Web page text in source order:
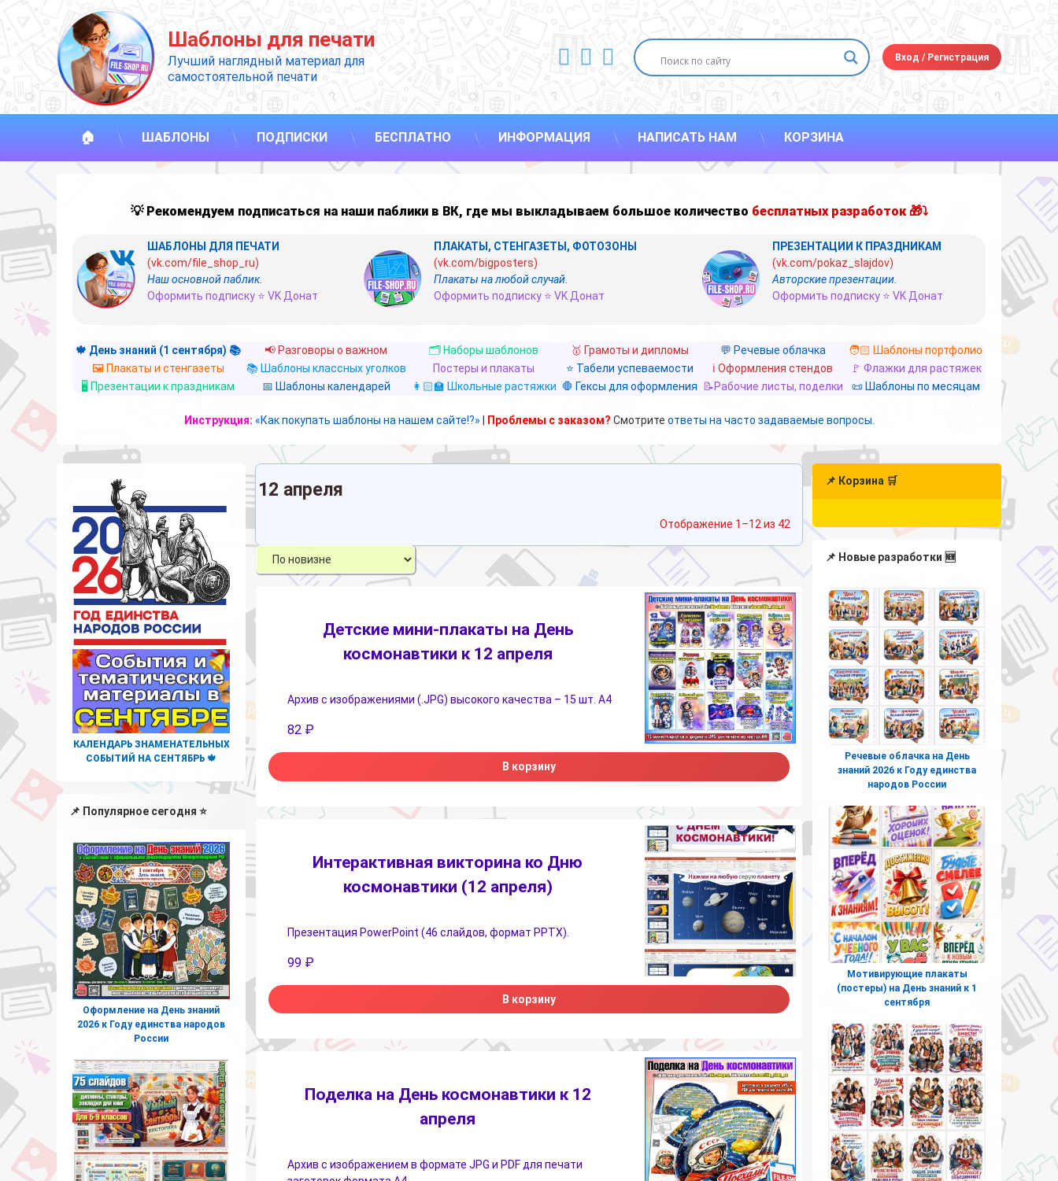
Перейти
к
содержимому
Шаблоны для печати
Лучший наглядный материал для
самостоятельной печати
ВКонтакте
YouTube
E-mail Вход /Регистрация
🏠 ШАБЛОНЫ ПОДПИСКИ БЕСПЛАТНО ИНФОРМАЦИЯ НАПИСАТЬ НАМ КОРЗИНА
💡 Рекомендуем подписаться на наши паблики в ВК, где мы выкладываем большое количество бесплатных разработок 🎁⤵
ШАБЛОНЫ ДЛЯ ПЕЧАТИ
(vk.com/file_shop_ru)
Наш основной паблик.
Оформить подписку ⭐ VK Донат
ПЛАКАТЫ, СТЕНГАЗЕТЫ, ФОТОЗОНЫ
(vk.com/bigposters)
Плакаты на любой случай.
Оформить подписку ⭐ VK Донат
ПРЕЗЕНТАЦИИ К ПРАЗДНИКАМ
(vk.com/pokaz_slajdov)
Авторские презентации.
Оформить подписку ⭐ VK Донат
🍁 День знаний (1 сентября) 📚 📢 Разговоры о важном 🗂️ Наборы шаблонов 🥇 Грамоты и дипломы 💬 Речевые облачка
🧑🏻 Шаблоны портфолио
🖼️ Плакаты и стенгазеты
📚 Шаблоны классных уголков Постеры и плакаты ⭐ Табели успеваемости ℹ️ Оформления стендов
🚩 Флажки для растяжек
🖥️ Презентации к праздникам
📅 Шаблоны календарей 👩🏻‍🏫 Школьные растяжки 🛑 Гексы для оформления 📝Рабочие листы, поделки 📜 Шаблоны по месяцам
Инструкция: «Как покупать шаблоны на нашем сайте!?» Проблемы с заказом? Смотрите ответы на часто задаваемые вопросы.
12 апреля
Отображение 1–12 из 42 Сортировка:
самые
недавние
Детские мини-плакаты на День
космонавтики к 12 апреля
Архив с изображениями (.JPG) высокого качества – 15 шт. А4
82 ₽
В корзину
Интерактивная викторина ко Дню
космонавтики (12 апреля)
Презентация PowerPoint (46 слайдов, формат PPTX).
99 ₽
В корзину
Поделка на День космонавтики к 12
апреля
Архив с изображением в формате JPG и PDF для печати
КАЛЕНДАРЬ ЗНАМЕНАТЕЛЬНЫХ
СОБЫТИЙ НА СЕНТЯБРЬ 🍁
📌 Популярное сегодня ⭐
Оформление на День знаний
2026 к Году единства народов
России
📌 Корзина 🛒
📌 Новые разработки 🆕
Речевые облачка на День
знаний 2026 к Году единства
народов России
Мотивирующие плакаты
(постеры) на День знаний к 1
сентября